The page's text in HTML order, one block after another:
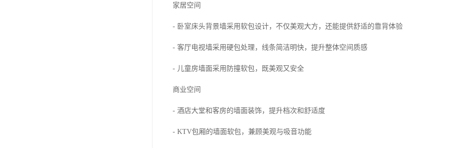
家居空间
- 卧室床头背景墙采用软包设计，不仅美观大方，还能提供舒适的靠背体验
- 客厅电视墙采用硬包处理，线条简洁明快，提升整体空间质感
- 儿童房墙面采用防撞软包，既美观又安全
商业空间
- 酒店大堂和客房的墙面装饰，提升档次和舒适度
- KTV包厢的墙面软包，兼顾美观与吸音功能